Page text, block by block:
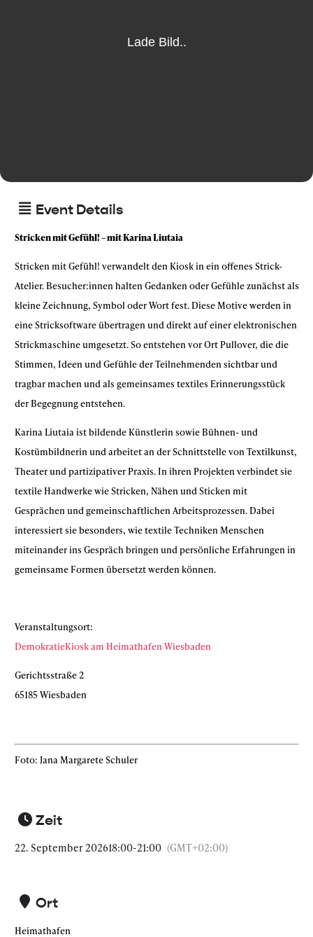
Event Details
Stricken mit Gefühl! – mit Karina Liutaia
Stricken mit Gefühl! verwandelt den Kiosk in ein offenes Strick-
Atelier. Besucher:innen halten Gedanken oder Gefühle zunächst als
kleine Zeichnung, Symbol oder Wort fest. Diese Motive werden in
eine Stricksoftware übertragen und direkt auf einer elektronischen
Strickmaschine umgesetzt. So entstehen vor Ort Pullover, die die
Stimmen, Ideen und Gefühle der Teilnehmenden sichtbar und
tragbar machen und als gemeinsames textiles Erinnerungsstück
der Begegnung entstehen.
Karina Liutaia ist bildende Künstlerin sowie Bühnen- und
Kostümbildnerin und arbeitet an der Schnittstelle von Textilkunst,
Theater und partizipativer Praxis. In ihren Projekten verbindet sie
textile Handwerke wie Stricken, Nähen und Sticken mit
Gesprächen und gemeinschaftlichen Arbeitsprozessen. Dabei
interessiert sie besonders, wie textile Techniken Menschen
miteinander ins Gespräch bringen und persönliche Erfahrungen in
gemeinsame Formen übersetzt werden können.
Veranstaltungsort:
DemokratieKiosk am Heimathafen Wiesbaden
Gerichtsstraße 2
65185 Wiesbaden
Foto: Jana Margarete Schuler
Zeit
22. September 202618:00-21:00 (GMT+02:00)
Ort
Heimathafen